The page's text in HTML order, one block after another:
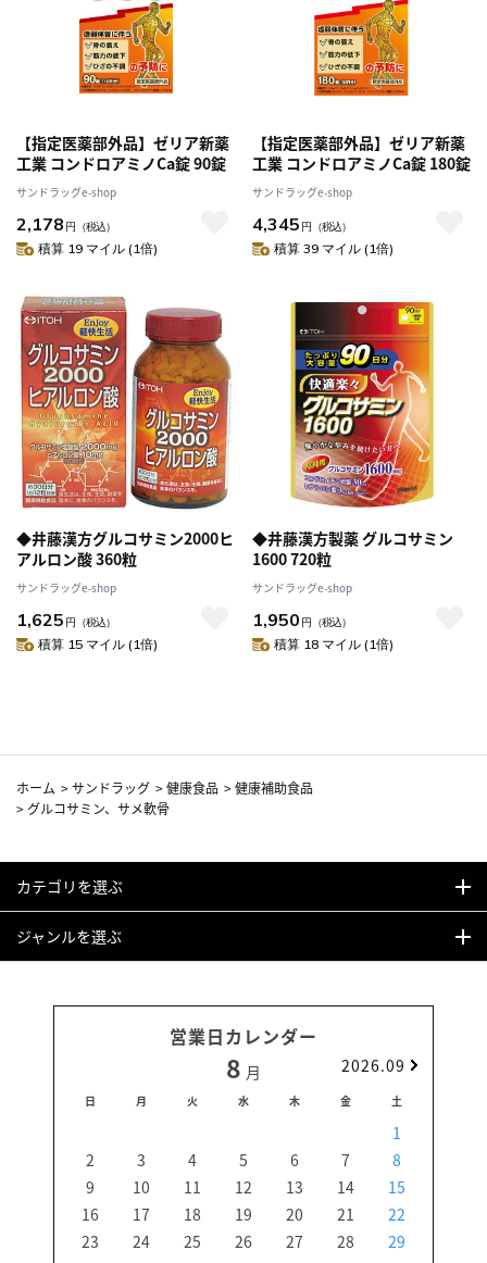
【指定医薬部外品】ゼリア新薬
工業 コンドロアミノCa錠 90錠
サンドラッグe-shop
2,178 円 （税込）
積算 19 マイル (1倍)
【指定医薬部外品】ゼリア新薬
工業 コンドロアミノCa錠 180錠
サンドラッグe-shop
4,345 円 （税込）
積算 39 マイル (1倍)
◆井藤漢方グルコサミン2000ヒ
アルロン酸 360粒
サンドラッグe-shop
1,625 円 （税込）
積算 15 マイル (1倍)
◆井藤漢方製薬 グルコサミン
1600 720粒
サンドラッグe-shop
1,950 円 （税込）
積算 18 マイル (1倍)
ホーム >サンドラッグ >健康食品 >健康補助食品
> グルコサミン、サメ軟骨
カテゴリを選ぶ
ジャンルを選ぶ
営業日カレンダー
8 月 2026.09
日 月 火 水 木 金 土
1
2
3 4 5 6 7
8
9
10 11 12 13 14
15
16
17 18 19 20 21
22
23
24 25 26 27 28
29